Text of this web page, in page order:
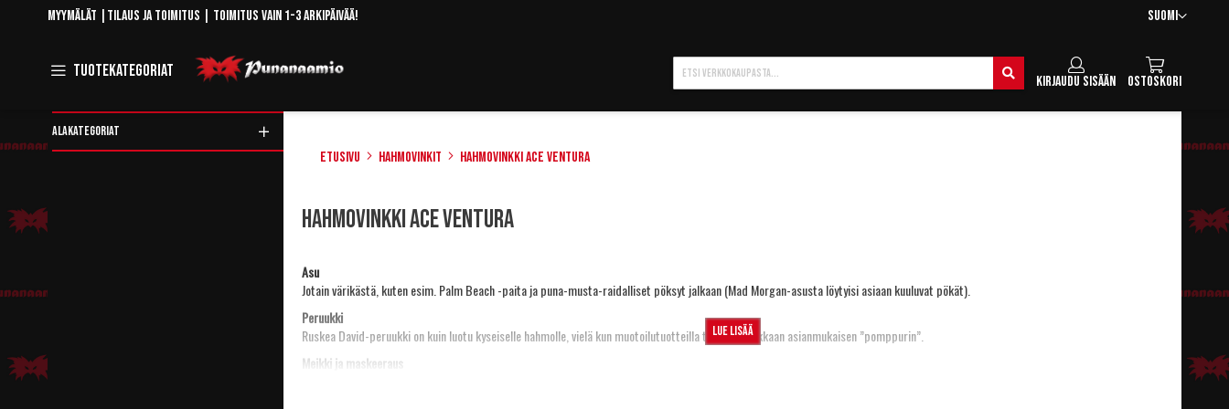
Skip
Kieli
Suomi
Myymälät Tilaus ja toimitus | Toimitus vain 1-3 arkipäivää!
Tuotekategoriat Toggle
Navigation
Ostoskori
Kirjaudu sisään
Hae
ALAKATEGORIAT
Etusivu Hahmovinkit Hahmovinkki Ace Ventura
Hahmovinkki Ace Ventura
Asu
Jotain värikästä, kuten esim. Palm Beach -paitaja puna-musta-raidalliset pöksyt jalkaan (Mad Morgan-asustalöytyisi asiaan kuuluvat pökät).
Peruukki
RuskeaDavid-peruukkion kuin luotu kyseiselle hahmolle, vielä kun muotoilutuotteilla tekee etutukkaan asianmukaisen ”pomppurin”.
Meikki ja maskeeraus
Lue lisää